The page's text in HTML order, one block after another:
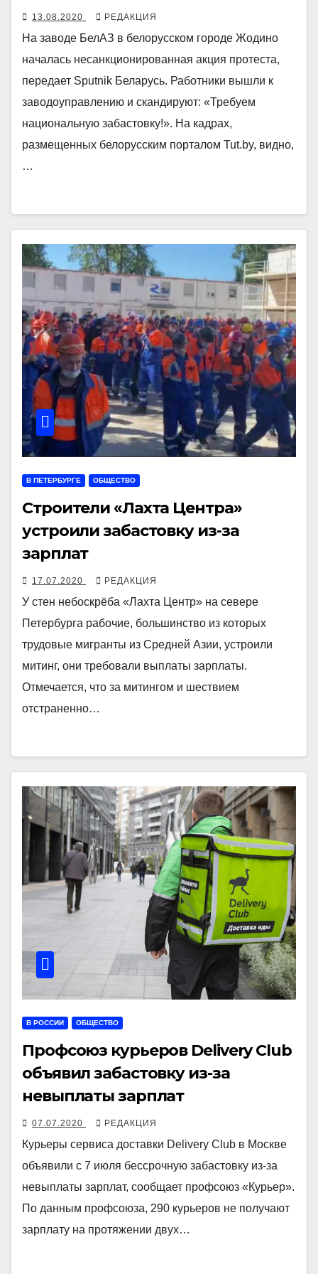
13.08.2020 РЕДАКЦИЯ
На заводе БелАЗ в белорусском городе Жодино
началась несанкционированная акция протеста,
передает Sputnik Беларусь. Работники вышли к
заводоуправлению и скандируют: «Требуем
национальную забастовку!». На кадрах,
размещенных белорусским порталом Tut.by, видно,
…
В ПЕТЕРБУРГЕ ОБЩЕСТВО
Строители «Лахта Центра»
устроили забастовку из-за
зарплат
17.07.2020 РЕДАКЦИЯ
У стен небоскрёба «Лахта Центр» на севере
Петербурга рабочие, большинство из которых
трудовые мигранты из Средней Азии, устроили
митинг, они требовали выплаты зарплаты.
Отмечается, что за митингом и шествием
отстраненно…
В РОССИИ ОБЩЕСТВО
Профсоюз курьеров Delivery Club
объявил забастовку из-за
невыплаты зарплат
07.07.2020 РЕДАКЦИЯ
Курьеры сервиса доставки Delivery Club в Москве
объявили с 7 июля бессрочную забастовку из-за
невыплаты зарплат, сообщает профсоюз «Курьер».
По данным профсоюза, 290 курьеров не получают
зарплату на протяжении двух…